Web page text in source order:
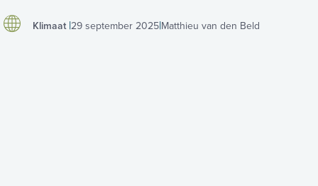
Klimaat 29 september 2025 Matthieu van den Beld